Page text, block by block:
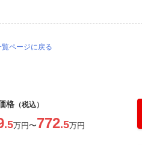
ページに戻る
格 （税込）
.5万円〜772.5万円